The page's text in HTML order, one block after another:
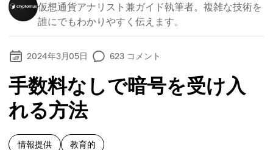
仮想通貨アナリスト兼ガイド執筆者。複雑な技術を
誰にでもわかりやすく伝えます。
2024年3月05日 623 コメント
手数料なしで暗号を受け入
れる方法
情報提供 教育的